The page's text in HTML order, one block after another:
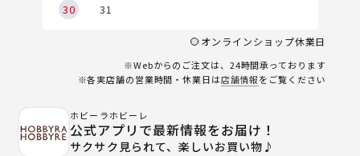
30
31
オンラインショップ休業日
※Webからのご注文は、24時間承っております
※各実店舗の営業時間・休業日は店舗情報をご覧ください
ホビーラホビーレ
公式アプリで最新情報をお届け！
サクサク見られて、楽しいお買い物♪